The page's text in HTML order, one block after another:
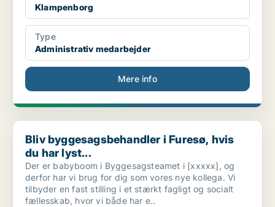
Klampenborg
Type
Administrativ medarbejder
Mere info
Bliv byggesagsbehandler i Furesø, hvis du har lyst...
Bliv byggesagsbehandler i Furesø, hvis
du har lyst...
Der er babyboom i Byggesagsteamet i [xxxxx], og
derfor har vi brug for dig som vores nye kollega. Vi
tilbyder en fast stilling i et stærkt fagligt og socialt
fællesskab, hvor vi både har e..